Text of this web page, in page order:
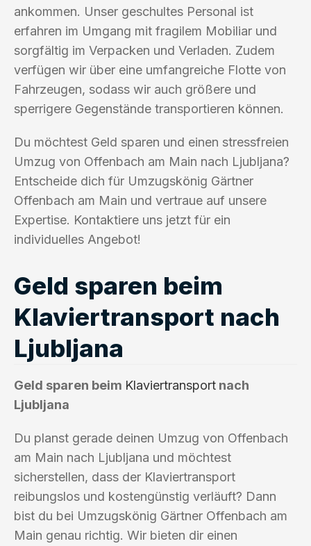
ankommen. Unser geschultes Personal ist
erfahren im Umgang mit fragilem Mobiliar und
sorgfältig im Verpacken und Verladen. Zudem
verfügen wir über eine umfangreiche Flotte von
Fahrzeugen, sodass wir auch größere und
sperrigere Gegenstände transportieren können.
Du möchtest Geld sparen und einen stressfreien
Umzug von Offenbach am Main nach Ljubljana?
Entscheide dich für Umzugskönig Gärtner
Offenbach am Main und vertraue auf unsere
Expertise. Kontaktiere uns jetzt für ein
individuelles Angebot!
Geld sparen beim
Klaviertransport nach
Ljubljana
Geld sparen beim Klaviertransport nach
Ljubljana
Du planst gerade deinen Umzug von Offenbach
am Main nach Ljubljana und möchtest
sicherstellen, dass der Klaviertransport
reibungslos und kostengünstig verläuft? Dann
bist du bei Umzugskönig Gärtner Offenbach am
Main genau richtig. Wir bieten dir einen